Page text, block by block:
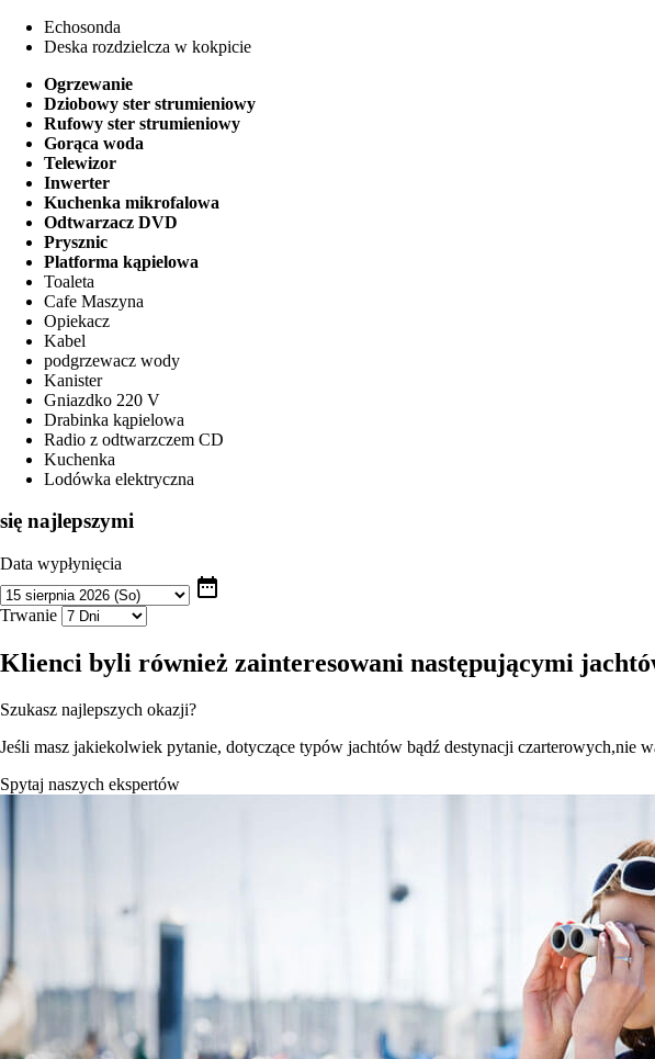
Echosonda
Deska rozdzielcza w kokpicie
Ogrzewanie
Dziobowy ster strumieniowy
Rufowy ster strumieniowy
Gorąca woda
Telewizor
Inwerter
Kuchenka mikrofalowa
Odtwarzacz DVD
Prysznic
Platforma kąpielowa
Toaleta
Cafe Maszyna
Opiekacz
Kabel
podgrzewacz wody
Kanister
Gniazdko 220 V
Drabinka kąpielowa
Radio z odtwarzczem CD
Kuchenka
Lodówka elektryczna
się najlepszymi
Data wypłynięcia
date_range
Trwanie
Klienci byli również zainteresowani następującymi
Szukasz najlepszych okazji?
Jeśli masz jakiekolwiek pytanie, dotyczące typów jachtów bądź destynacji czarterowych,nie
Spytaj naszych ekspertów